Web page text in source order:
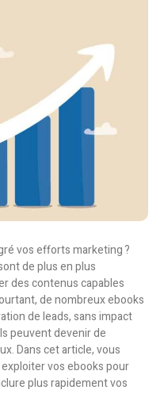
vos efforts marketing ?
de plus en plus
des contenus capables
de nombreux ebooks
de leads, sans impact
peuvent devenir de
Dans cet article, vous
vos ebooks pour
plus rapidement vos